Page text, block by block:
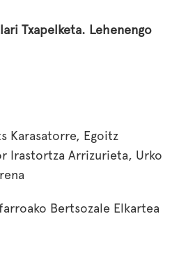
Txapelketa. Lehenengo
Karasatorre, Egoitz
Irastortza Arrizurieta, Urko
Bertsozale Elkartea